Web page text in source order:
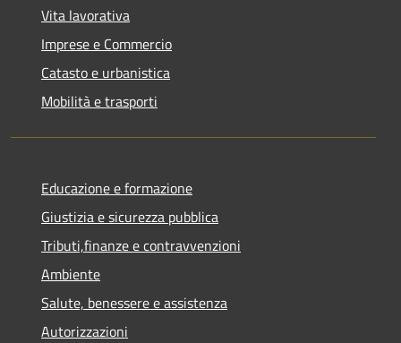
Vita lavorativa
Imprese e Commercio
Catasto e urbanistica
Mobilità e trasporti
Educazione e formazione
Giustizia e sicurezza pubblica
Tributi,finanze e contravvenzioni
Ambiente
Salute, benessere e assistenza
Autorizzazioni